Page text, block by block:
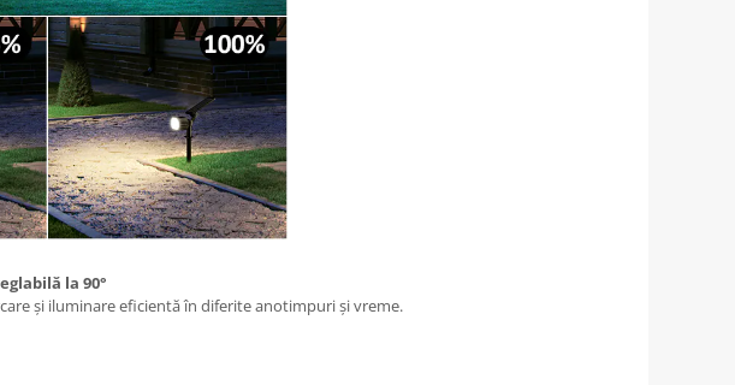
la 90°
și iluminare eficientă în diferite anotimpuri și vreme.